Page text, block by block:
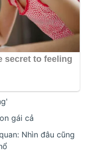
gái cả
Nhìn đâu cũng